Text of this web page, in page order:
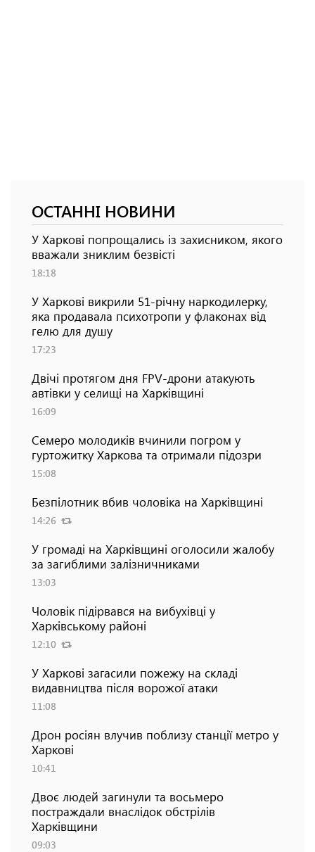
ОСТАННІ НОВИНИ
У Харкові попрощались із захисником, якого
вважали зниклим безвісті
18:18
У Харкові викрили 51-річну наркодилерку,
яка продавала психотропи у флаконах від
гелю для душу
17:23
Двічі протягом дня FPV-дрони атакують
автівки у селищі на Харківщині
16:09
Семеро молодиків вчинили погром у
гуртожитку Харкова та отримали підозри
15:08
Безпілотник вбив чоловіка на Харківщині
14:26
У громаді на Харківщині оголосили жалобу
за загиблими залізничниками
13:03
Чоловік підірвався на вибухівці у
Харківському районі
12:10
У Харкові загасили пожежу на складі
видавництва після ворожої атаки
11:08
Дрон росіян влучив поблизу станції метро у
Харкові
10:41
Двоє людей загинули та восьмеро
постраждали внаслідок обстрілів
Харківщини
09:03